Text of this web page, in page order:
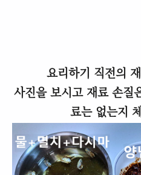
요리하기 직전의
사진을 보시고 재료 손질
료는 없는지